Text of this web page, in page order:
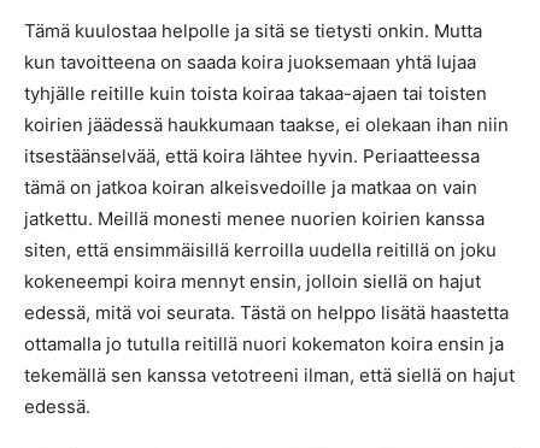
Tämä kuulostaa helpolle ja sitä se tietysti onkin. Mutta
kun tavoitteena on saada koira juoksemaan yhtä lujaa
tyhjälle reitille kuin toista koiraa takaa-ajaen tai toisten
koirien jäädessä haukkumaan taakse, ei olekaan ihan niin
itsestäänselvää, että koira lähtee hyvin. Periaatteessa
tämä on jatkoa koiran alkeisvedoille ja matkaa on vain
jatkettu. Meillä monesti menee nuorien koirien kanssa
siten, että ensimmäisillä kerroilla uudella reitillä on joku
kokeneempi koira mennyt ensin, jolloin siellä on hajut
edessä, mitä voi seurata. Tästä on helppo lisätä haastetta
ottamalla jo tutulla reitillä nuori kokematon koira ensin ja
tekemällä sen kanssa vetotreeni ilman, että siellä on hajut
edessä.